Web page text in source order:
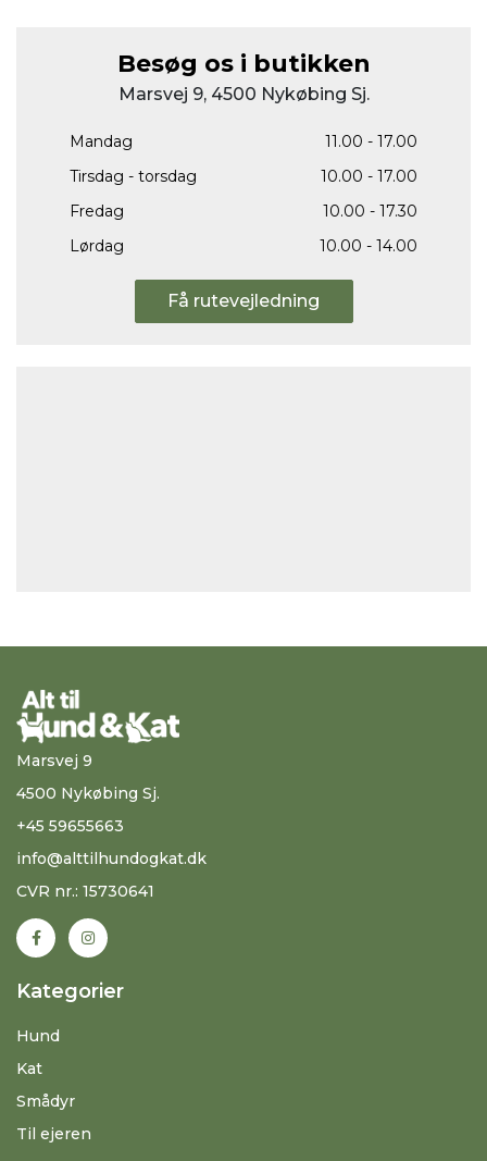
Besøg os i butikken
Marsvej 9, 4500 Nykøbing Sj.
Mandag
11.00 - 17.00
Tirsdag - torsdag
10.00 - 17.00
Fredag
10.00 - 17.30
Lørdag
10.00 - 14.00
Få rutevejledning
Marsvej 9
4500 Nykøbing Sj.
+45 59655663
info@alttilhundogkat.dk
CVR nr.: 15730641
Kategorier
Hund
Kat
Smådyr
Til ejeren